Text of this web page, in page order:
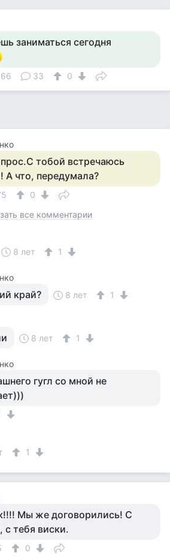
заниматься сегодня
33 0
тобой встречаюсь
А что, передумала?
0
все комментарии
8 лет 1
край? 8 лет 1
8 лет 1
гугл со мной не
1
Мы же договорились! С
тебя виски.
0